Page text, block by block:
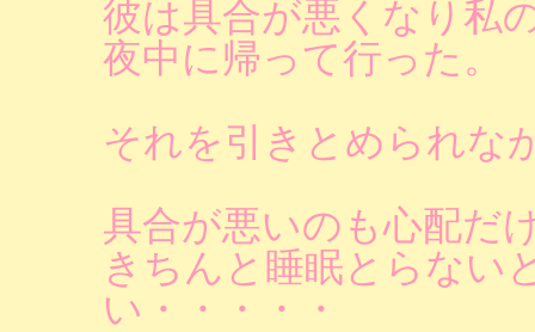
彼は具合が悪くなり私
夜中に帰って行った。
それを引きとめられな
具合が悪いのも心配だ
きちんと睡眠とらない
い・・・・・